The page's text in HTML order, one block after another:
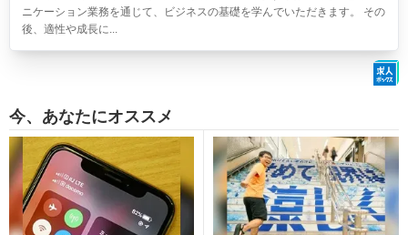
ニケーション業務を通じて、ビジネスの基礎を学んでいただきます。 その
後、適性や成長に...
今、あなたにオススメ